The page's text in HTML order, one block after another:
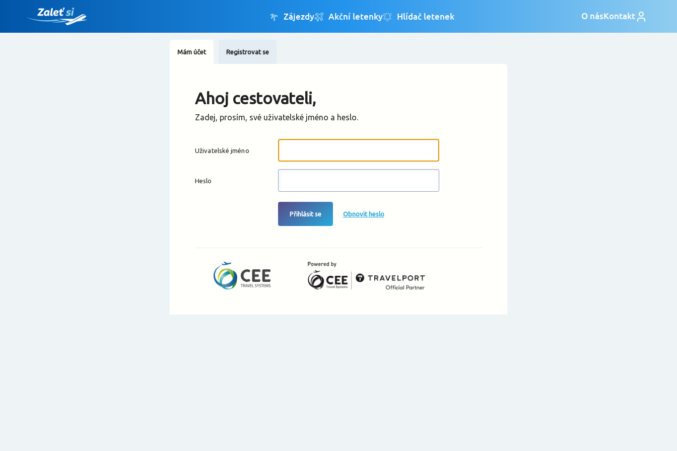
Mám účet Registrovat se
Ahoj cestovateli,
Zadej, prosím, své uživatelské jméno a heslo.
Uživatelské jméno
Heslo
Přihlásit se Obnovit heslo